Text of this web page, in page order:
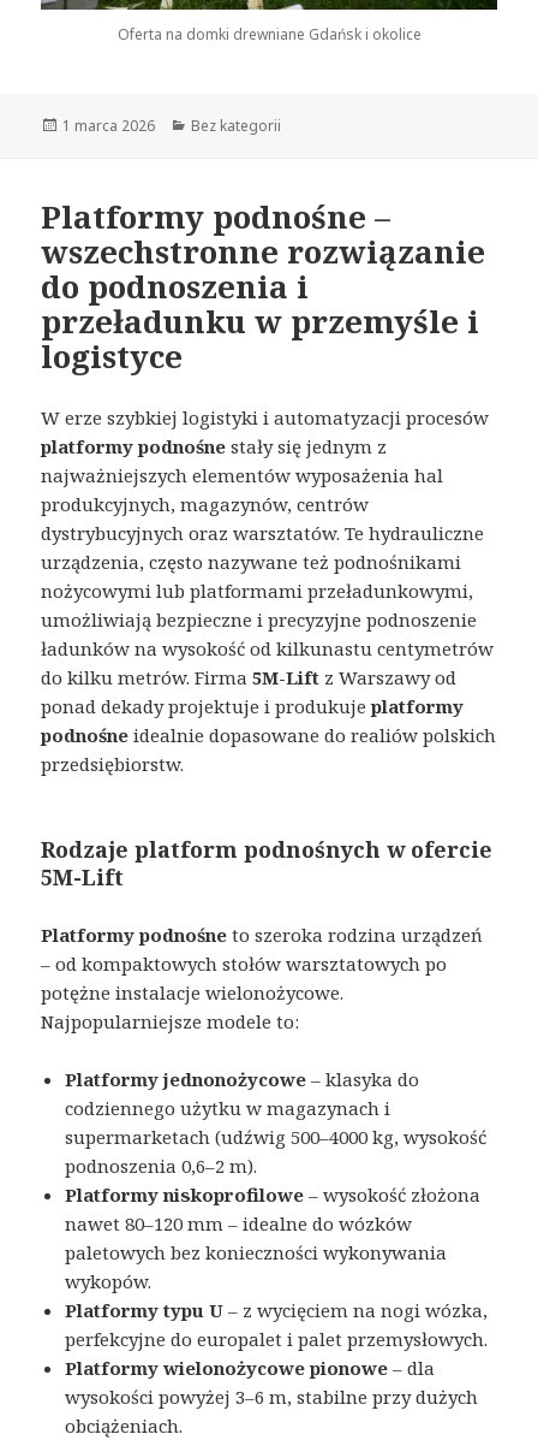
Oferta na domki drewniane Gdańsk i okolice
Opublikowano
1 marca 2026 Kategorie
Bez kategorii
Platformy podnośne –
wszechstronne rozwiązanie
do podnoszenia i
przeładunku w przemyśle i
logistyce
W erze szybkiej logistyki i automatyzacji procesów
platformy podnośne stały się jednym z
najważniejszych elementów wyposażenia hal
produkcyjnych, magazynów, centrów
dystrybucyjnych oraz warsztatów. Te hydrauliczne
urządzenia, często nazywane też podnośnikami
nożycowymi lub platformami przeładunkowymi,
umożliwiają bezpieczne i precyzyjne podnoszenie
ładunków na wysokość od kilkunastu centymetrów
do kilku metrów. Firma5M-Lift z Warszawy od
ponad dekady projektuje i produkujeplatformy
podnośne idealnie dopasowane do realiów polskich
przedsiębiorstw.
Rodzaje platform podnośnych w ofercie
5M-Lift
Platformy podnośne to szeroka rodzina urządzeń
– od kompaktowych stołów warsztatowych po
potężne instalacje wielonożycowe.
Najpopularniejsze modele to:
Platformy jednonożycowe – klasyka do
codziennego użytku w magazynach i
supermarketach (udźwig 500–4000 kg, wysokość
podnoszenia 0,6–2 m).
Platformy niskoprofilowe – wysokość złożona
nawet 80–120 mm – idealne do wózków
paletowych bez konieczności wykonywania
wykopów.
Platformy typu U – z wycięciem na nogi wózka,
perfekcyjne do europalet i palet przemysłowych.
Platformy wielonożycowe pionowe – dla
wysokości powyżej 3–6 m, stabilne przy dużych
obciążeniach.